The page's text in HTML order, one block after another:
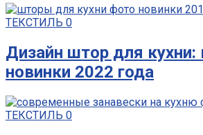
ТЕКСТИЛЬ 0
Дизайн штор для
новинки 2022 года
ТЕКСТИЛЬ 0